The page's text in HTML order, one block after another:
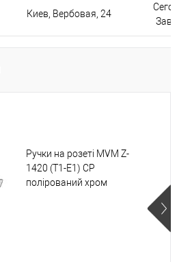
Киев, Вербовая, 24
Ручки на розеті MVM Z-
1420 (T1-E1) CP
полірований хром